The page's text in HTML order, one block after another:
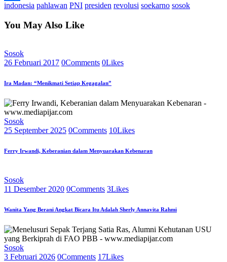
Share
indonesia pahlawan PNI presiden revolusi soekarno sosok
You May Also Like
Sosok
26 Februari 2017 0Comments 0Likes
Ira Madan: “Menikmati Setiap Kegagalan”
Sosok
25 September 2025 0Comments 10Likes
Ferry Irwandi, Keberanian dalam Menyuarakan Kebenaran
Sosok
11 Desember 2020 0Comments 3Likes
Wanita Yang Berani Angkat Bicara Itu Adalah Sherly Annavita Rahmi
Sosok
3 Februari 2026 0Comments 17Likes